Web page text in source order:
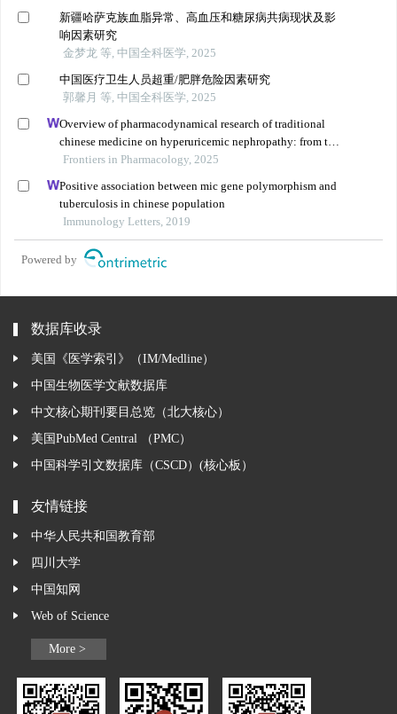
新疆哈萨克族血脂异常、高血压和糖尿病共病现状及影
响因素研究
金梦龙 等, 中国全科医学, 2025
中国医疗卫生人员超重/肥胖危险因素研究
郭馨月 等, 中国全科医学, 2025
Overview of pharmacodynamical research of traditional
chinese medicine on hyperuricemic nephropathy: from the
perspective of dual-regulatory effect on the intestines and
Frontiers in Pharmacology, 2025
Positive association between mic gene polymorphism and
tuberculosis in chinese population
Immunology Letters, 2019
Powered by
数据库收录
美国《医学索引》（IM/Medline）
中国生物医学文献数据库
中文核心期刊要目总览（北大核心）
美国PubMed Central （PMC）
中国科学引文数据库（CSCD）(核心板）
友情链接
中华人民共和国教育部
四川大学
中国知网
Web of Science
More >